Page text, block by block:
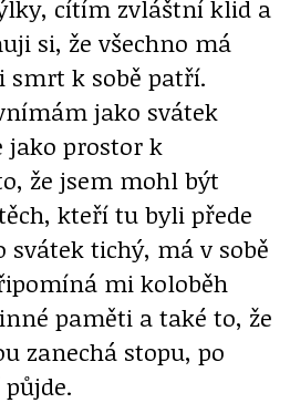
cítím zvláštní klid a
si, že všechno má
smrt k sobě patří.
jako svátek
jako prostor k
že jsem mohl být
kteří tu byli přede
svátek tichý, má v sobě
mi koloběh
paměti a také to, že
zanechá stopu, po